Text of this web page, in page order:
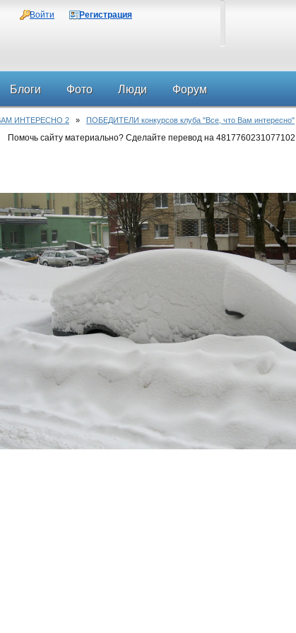
Войти Регистрация
Блоги Фото Люди Форум
ИНТЕРЕСНО 2 » ПОБЕДИТЕЛИ конкурсов клуба "Все, что Вам интересно"
Помочь сайту материально? Сделайте перевод на